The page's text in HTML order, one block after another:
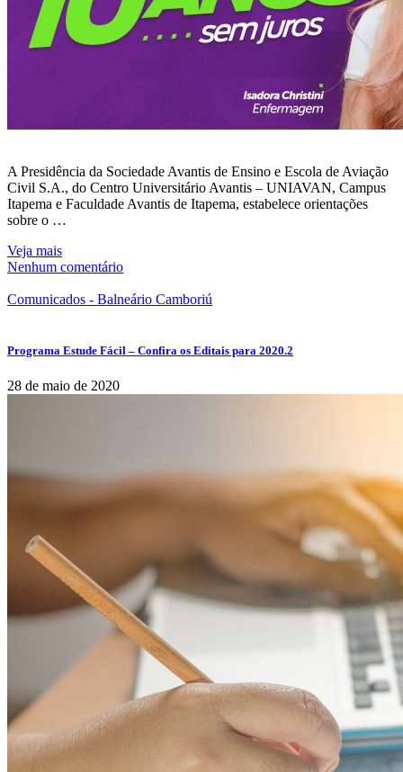
A Presidência da Sociedade Avantis de Ensino e Escola de Aviação
Civil S.A., do Centro Universitário Avantis – UNIAVAN, Campus
Itapema e Faculdade Avantis de Itapema, estabelece orientações
sobre o …
Veja mais
Nenhum comentário
Comunicados - Balneário Camboriú
Programa Estude Fácil – Confira os Editais para 2020.2
28 de maio de 2020